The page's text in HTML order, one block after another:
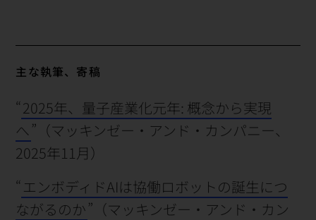
主な執筆、寄稿
“2025年、量子産業化元年: 概念から実現
へ ”（マッキンゼー・アンド・カンパニー、
2025年11月）
“ エンボディドAIは協働ロボットの誕生につ
ながるのか”（マッキンゼー・アンド・カン